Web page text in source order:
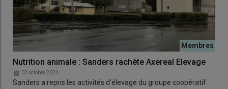
Nutrition animale : Sanders rachète Axereal Elevage
02 octobre 2024
Sanders a repris les activités d’élevage du groupe coopératif